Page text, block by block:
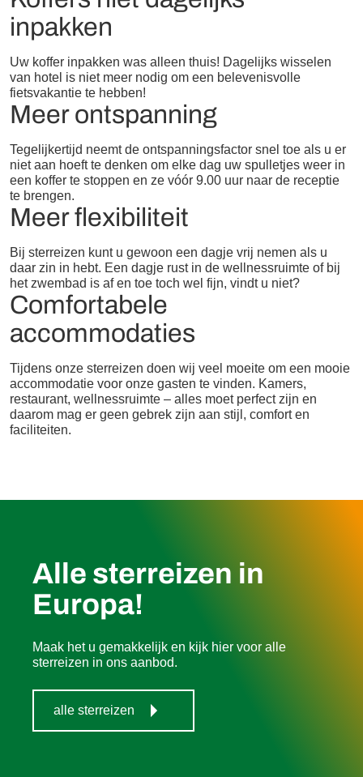
inpakken
Uw koffer inpakken was alleen thuis! Dagelijks wisselen
van hotel is niet meer nodig om een ​​belevenisvolle
fietsvakantie te hebben!
Meer ontspanning
Tegelijkertijd neemt de ontspanningsfactor snel toe als u er
niet aan hoeft te denken om elke dag uw spulletjes weer in
een koffer te stoppen en ze vóór 9.00 uur naar de receptie
te brengen.
Meer flexibiliteit
Bij sterreizen kunt u gewoon een dagje vrij nemen als u
daar zin in hebt. Een dagje rust in de wellnessruimte of bij
het zwembad is af en toe toch wel fijn, vindt u niet?
Comfortabele
accommodaties
Tijdens onze sterreizen doen wij veel moeite om een ​​mooie
accommodatie voor onze gasten te vinden. Kamers,
restaurant, wellnessruimte – alles moet perfect zijn en
daarom mag er geen gebrek zijn aan stijl, comfort en
faciliteiten.
Alle sterreizen in
Europa!
Maak het u gemakkelijk en kijk hier voor alle
sterreizen in ons aanbod.
alle sterreizen